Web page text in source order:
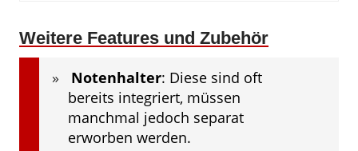
Weitere Features und Zubehör
Notenhalter: Diese sind oft
bereits integriert, müssen
manchmal jedoch separat
erworben werden.